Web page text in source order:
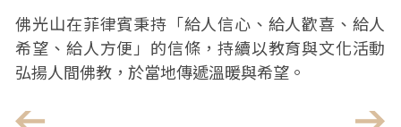
佛光山在菲律賓秉持「給人信心、給人歡喜、給人
希望、給人方便」的信條，持續以教育與文化活動
弘揚人間佛教，於當地傳遞溫暖與希望。